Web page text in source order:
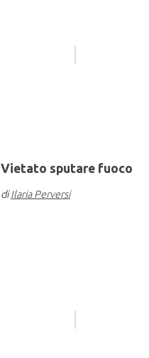
Vietato sputare fuoco
diIlaria Perversi